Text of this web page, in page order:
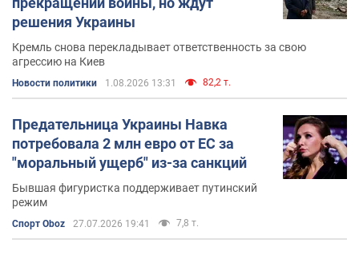
проходивших в Российской Федерации в 2012-м
году, в частности протестной акции на Болотной
площади, Дмитрий Песков заявил, что
митингующих намного более жестко и жестоко,
"размазать печень митингующих по асфальту".
Часы Дмитрия Пескова. Громкий скандал
разразился в мировых средствах массовой
информации в 2015-м году, когда на руке
Пескова заметили швейцарские часы Richard
Mille, которые на то время стоили около 620
тысяч долларов. Эта цифра на несколько
решения Украины
Кремль снова перекладывает ответственность за свою
агрессию на Киев
Новости политики 1.08.2026 13:31 82,2 т.
Предательница Украины Навка
потребовала 2 млн евро от ЕС за
"моральный ущерб" из-за санкций
Бывшая фигуристка поддерживает путинский
режим
Спорт Oboz 27.07.2026 19:41 7,8 т.